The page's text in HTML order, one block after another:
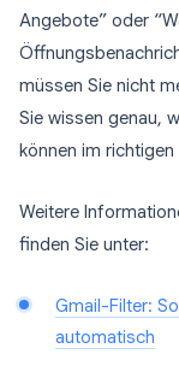
Angebote” oder
müssen Sie nicht
Sie wissen genau,
können im
Weitere
finden Sie unter:
Gmail-Filter:
automatisch